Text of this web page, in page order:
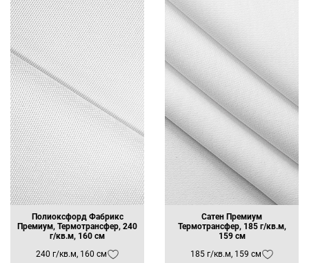
Полиоксфорд Фабрикс
Премиум, Термотрансфер, 240
г/кв.м, 160 см
240 г/кв.м, 160 см
Сатен Премиум
Термотрансфер, 185 г/кв.м,
159 см
185 г/кв.м, 159 см